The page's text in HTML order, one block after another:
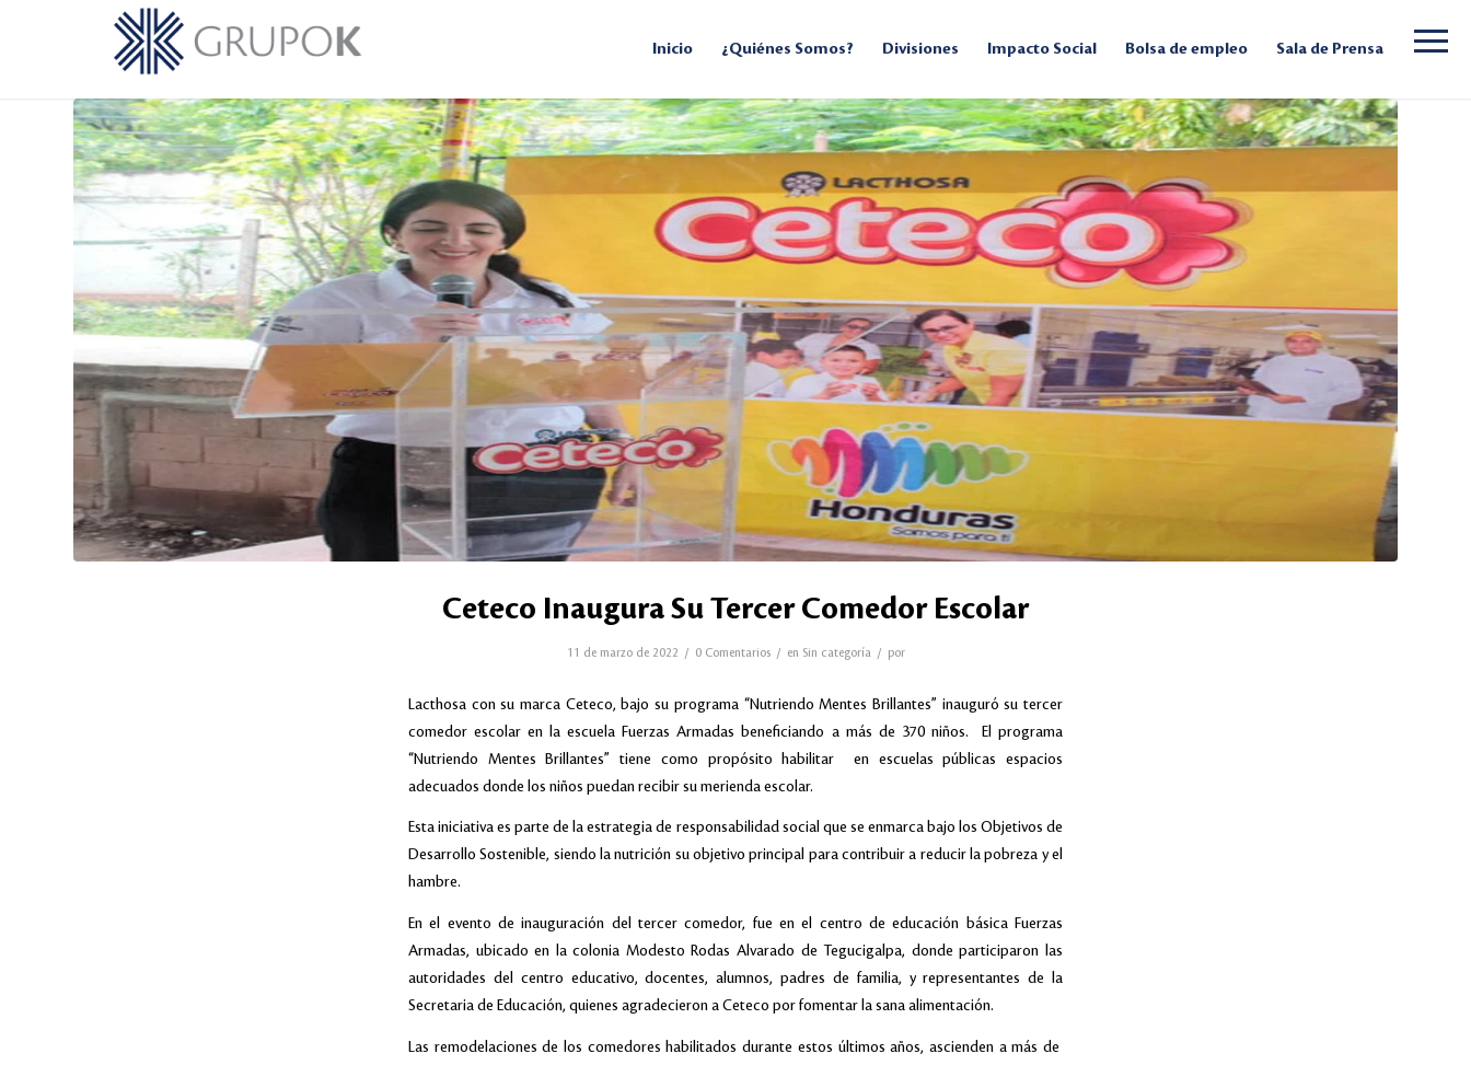
Inicio ¿Quiénes Somos? Divisiones Impacto Social Bolsa de empleo Sala de Prensa
Ceteco Inaugura Su Tercer Comedor Escolar
11 de marzo de 2022 / 0 Comentarios / en Sin categoría / por
Lacthosa con su marca Ceteco, bajo su programa “Nutriendo Mentes Brillantes” inauguró su tercer
comedor escolar en la escuela Fuerzas Armadas beneficiando a más de 370 niños. El programa
“Nutriendo Mentes Brillantes” tiene como propósito habilitar en escuelas públicas espacios
adecuados donde los niños puedan recibir su merienda escolar.
Esta iniciativa es parte de la estrategia de responsabilidad social que se enmarca bajo los Objetivos de
Desarrollo Sostenible, siendo la nutrición su objetivo principal para contribuir a reducir la pobreza y el
hambre.
En el evento de inauguración del tercer comedor, fue en el centro de educación básica Fuerzas
Armadas, ubicado en la colonia Modesto Rodas Alvarado de Tegucigalpa, donde participaron las
autoridades del centro educativo, docentes, alumnos, padres de familia, y representantes de la
Secretaria de Educación, quienes agradecieron a Ceteco por fomentar la sana alimentación.
Las remodelaciones de los comedores habilitados durante estos últimos años, ascienden a más de